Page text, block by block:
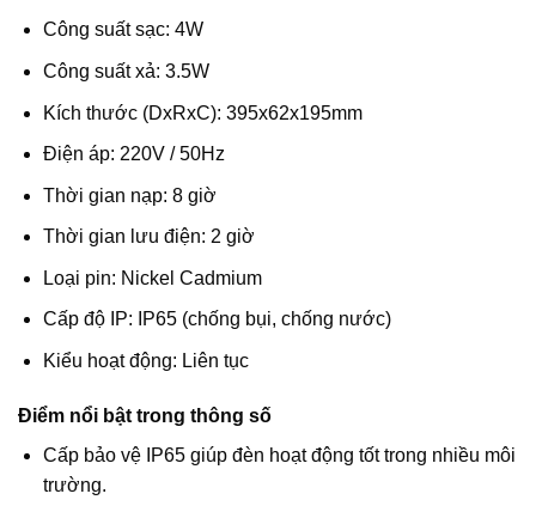
Công suất sạc: 4W
Công suất xả: 3.5W
Kích thước (DxRxC): 395x62x195mm
Điện áp: 220V / 50Hz
Thời gian nạp: 8 giờ
Thời gian lưu điện: 2 giờ
Loại pin: Nickel Cadmium
Cấp độ IP: IP65 (chống bụi, chống nước)
Kiểu hoạt động: Liên tục
Điểm nổi bật trong thông số
Cấp bảo vệ IP65 giúp đèn hoạt động tốt trong nhiều môi
trường.